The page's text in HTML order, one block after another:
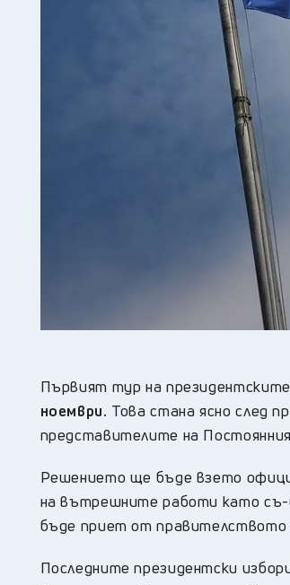
Първият тур на
ноември. Това стана ясно след
представителите на
Решението ще бъде взето
на вътрешните работи като
бъде приет от правителството
Последните президентски